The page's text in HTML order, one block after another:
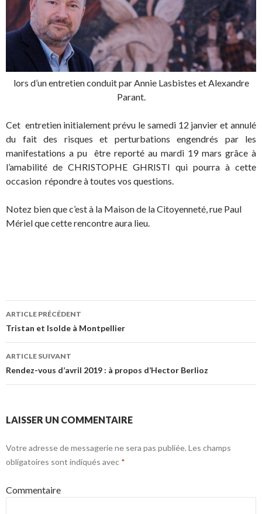
lors d’un entretien conduit par Annie Lasbistes et Alexandre
Parant.
Cet entretien initialement prévu le samedi 12 janvier et annulé
du fait des risques et perturbations engendrés par les
manifestations a pu être reporté au mardi 19 mars grâce à
l’amabilité de CHRISTOPHE GHRISTI qui pourra à cette
occasion répondre à toutes vos questions.
Notez bien que c’est à la Maison de la Citoyenneté, rue Paul
Mériel que cette rencontre aura lieu.
Navigation
des
articles
ARTICLE PRÉCÉDENT
Tristan et Isolde à Montpellier
ARTICLE SUIVANT
Rendez-vous d’avril 2019 : à propos d’Hector Berlioz
LAISSER UN COMMENTAIRE
Votre adresse de messagerie ne sera pas publiée. Les champs
obligatoires sont indiqués avec *
Commentaire